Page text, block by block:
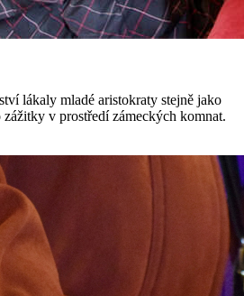
lákaly mladé aristokraty stejně jako
v prostředí zámeckých komnat.